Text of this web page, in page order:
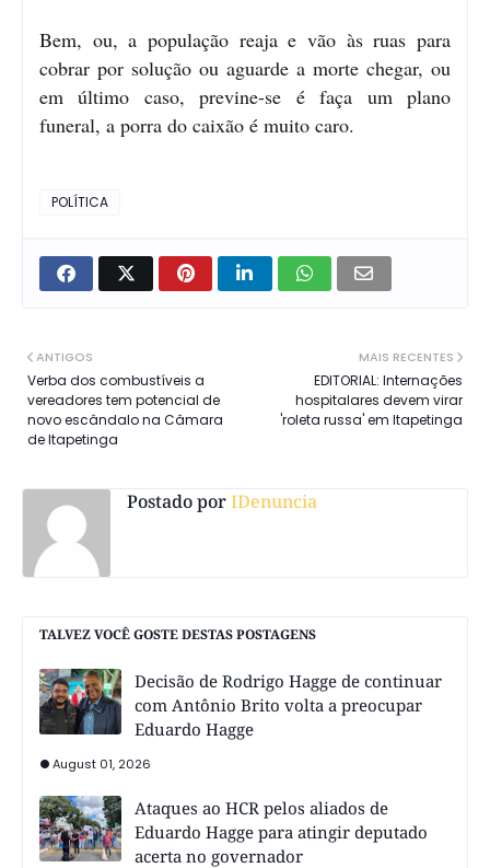
Bem, ou, a população reaja e vão às ruas para
cobrar por solução ou aguarde a morte chegar, ou
em último caso, previne-se é faça um plano
funeral, a porra do caixão é muito caro.
POLÍTICA
MAIS RECENTES
EDITORIAL: Internações
hospitalares devem virar
'roleta russa' em Itapetinga
ANTIGOS
Verba dos combustíveis a
vereadores tem potencial de
novo escândalo na Câmara
de Itapetinga
Postado porIDenuncia
TALVEZ VOCÊ GOSTE DESTAS POSTAGENS
Decisão de Rodrigo Hagge de continuar
com Antônio Brito volta a preocupar
Eduardo Hagge
August 01, 2026
Ataques ao HCR pelos aliados de
Eduardo Hagge para atingir deputado
acerta no governador